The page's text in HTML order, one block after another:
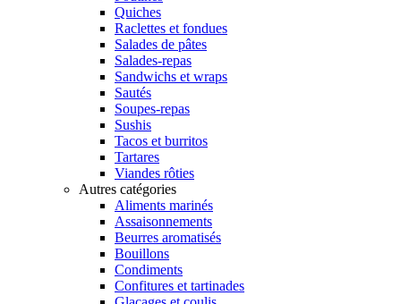
Quiches
Raclettes et fondues
Salades de pâtes
Salades-repas
Sandwichs et wraps
Sautés
Soupes-repas
Sushis
Tacos et burritos
Tartares
Viandes rôties
Autres catégories
Aliments marinés
Assaisonnements
Beurres aromatisés
Bouillons
Condiments
Confitures et tartinades